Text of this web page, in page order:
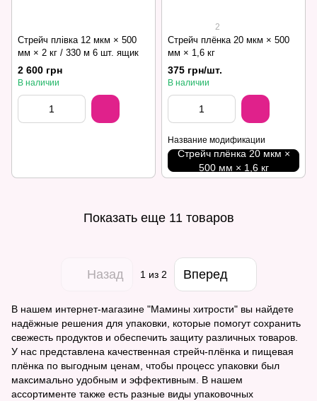
Стрейч плівка 12 мкм × 500
мм × 2 кг / 330 м 6 шт. ящик
2 600 грн
В наличии
2
Стрейч плёнка 20 мкм × 500
мм × 1,6 кг
375 грн/шт.
В наличии
Название модификации
Стрейч плёнка 20 мкм ×
500 мм × 1,6 кг
Показать еще 11 товаров
Назад 1из 2 Вперед
В нашем интернет-магазине "Мамины хитрости" вы найдете
надёжные решения для упаковки, которые помогут сохранить
свежесть продуктов и обеспечить защиту различных товаров.
У нас представлена качественная стрейч-плёнка и пищевая
плёнка по выгодным ценам, чтобы процесс упаковки был
максимально удобным и эффективным. В нашем
ассортименте также есть разные виды упаковочных